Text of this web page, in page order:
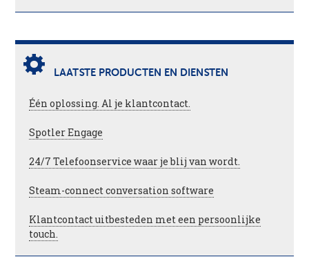
LAATSTE PRODUCTEN EN DIENSTEN
Één oplossing. Al je klantcontact.
Spotler Engage
24/7 Telefoonservice waar je blij van wordt.
Steam-connect conversation software
Klantcontact uitbesteden met een persoonlijke
touch.